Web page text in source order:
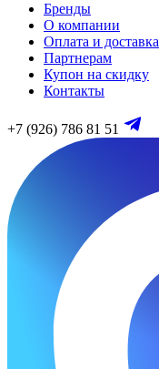
Бренды
О компании
Оплата и доставка
Партнерам
Купон на скидку
Контакты
+7 (926) 786 81 51